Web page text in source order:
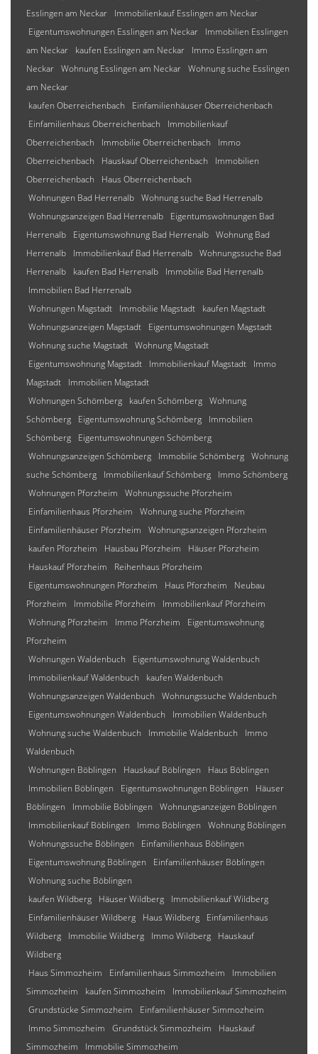
Esslingen am Neckar
Immobilienkauf Esslingen am Neckar
Eigentumswohnungen Esslingen am Neckar
Immobilien Esslingen
am Neckar
kaufen Esslingen am Neckar
Immo Esslingen am
Neckar Wohnung Esslingen am Neckar Wohnung suche Esslingen
am Neckar
kaufen Oberreichenbach
Einfamilienhäuser Oberreichenbach
Einfamilienhaus Oberreichenbach
Immobilienkauf
Oberreichenbach
Immobilie Oberreichenbach
Immo
Oberreichenbach
Hauskauf Oberreichenbach
Immobilien
Oberreichenbach
Haus Oberreichenbach
Wohnungen Bad Herrenalb Wohnung suche Bad Herrenalb
Wohnungsanzeigen Bad Herrenalb
Eigentumswohnungen Bad
Herrenalb
Eigentumswohnung Bad Herrenalb Wohnung Bad
Herrenalb
Immobilienkauf Bad Herrenalb Wohnungssuche Bad
Herrenalb
kaufen Bad Herrenalb
Immobilie Bad Herrenalb
Immobilien Bad Herrenalb
Wohnungen Magstadt
Immobilie Magstadt
kaufen Magstadt
Wohnungsanzeigen Magstadt
Eigentumswohnungen Magstadt
Wohnung suche Magstadt Wohnung Magstadt
Eigentumswohnung Magstadt
Immobilienkauf Magstadt
Immo
Magstadt
Immobilien Magstadt
Wohnungen Schömberg
kaufen Schömberg Wohnung
Schömberg
Eigentumswohnung Schömberg
Immobilien
Schömberg
Eigentumswohnungen Schömberg
Wohnungsanzeigen Schömberg
Immobilie Schömberg Wohnung
suche Schömberg
Immobilienkauf Schömberg
Immo Schömberg
Wohnungen Pforzheim
Wohnungssuche Pforzheim
Einfamilienhaus Pforzheim
Wohnung suche Pforzheim
Einfamilienhäuser Pforzheim
Wohnungsanzeigen Pforzheim
kaufen Pforzheim
Hausbau Pforzheim
Häuser Pforzheim
Hauskauf Pforzheim
Reihenhaus Pforzheim
Eigentumswohnungen Pforzheim
Haus Pforzheim
Neubau
Pforzheim
Immobilie Pforzheim
Immobilienkauf Pforzheim
Wohnung Pforzheim
Immo Pforzheim
Eigentumswohnung
Pforzheim
Wohnungen Waldenbuch
Eigentumswohnung Waldenbuch
Immobilienkauf Waldenbuch
kaufen Waldenbuch
Wohnungsanzeigen Waldenbuch
Wohnungssuche Waldenbuch
Eigentumswohnungen Waldenbuch
Immobilien Waldenbuch
Wohnung suche Waldenbuch
Immobilie Waldenbuch
Immo
Waldenbuch
Wohnungen Böblingen
Hauskauf Böblingen
Haus Böblingen
Immobilien Böblingen
Eigentumswohnungen Böblingen
Häuser
Böblingen
Immobilie Böblingen
Wohnungsanzeigen Böblingen
Immobilienkauf Böblingen
Immo Böblingen
Wohnung Böblingen
Wohnungssuche Böblingen
Einfamilienhaus Böblingen
Eigentumswohnung Böblingen
Einfamilienhäuser Böblingen
Wohnung suche Böblingen
kaufen Wildberg
Häuser Wildberg
Immobilienkauf Wildberg
Einfamilienhäuser Wildberg
Haus Wildberg
Einfamilienhaus
Wildberg
Immobilie Wildberg Immo Wildberg
Hauskauf
Wildberg
Haus Simmozheim
Einfamilienhaus Simmozheim
Immobilien
Simmozheim
kaufen Simmozheim
Immobilienkauf Simmozheim
Grundstücke Simmozheim
Einfamilienhäuser Simmozheim
Immo Simmozheim
Grundstück Simmozheim
Hauskauf
Simmozheim
Immobilie Simmozheim